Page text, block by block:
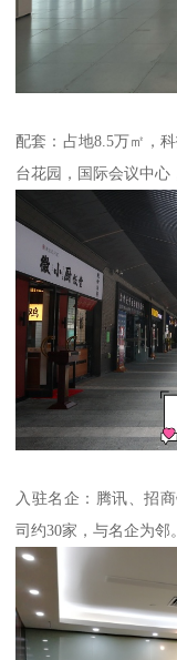
配套：占地8.5万㎡，
台花园，国际会议中心
入驻名企：腾讯、招
司约30家，与名企为邻。